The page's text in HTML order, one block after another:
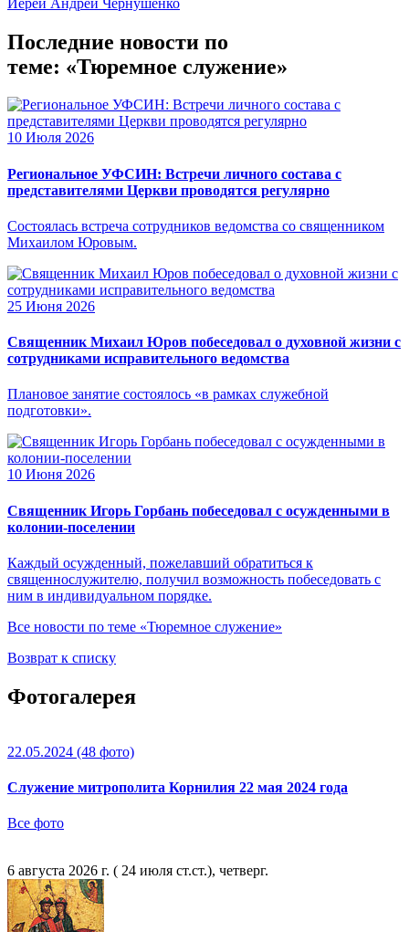
Последние новости по
теме: «Тюремное служение»
10 Июля 2026
Региональное УФСИН: Встречи личного состава с
представителями Церкви проводятся регулярно
Состоялась встреча сотрудников ведомства со священником
Михаилом Юровым.
25 Июня 2026
Священник Михаил Юров побеседовал о духовной жизни с
сотрудниками исправительного ведомства
Плановое занятие состоялось «в рамках служебной
подготовки».
10 Июня 2026
Священник Игорь Горбань побеседовал с осужденными в
колонии-поселении
Каждый осужденный, пожелавший обратиться к
священнослужителю, получил возможность побеседовать с
ним в индивидуальном порядке.
Все новости по теме «Тюремное служение»
Возврат к списку
Фотогалерея
22.05.2024 (48 фото)
Служение митрополита Корнилия 22 мая 2024 года
Все фото
6 августа 2026 г. ( 24 июля ст.ст.), четверг.